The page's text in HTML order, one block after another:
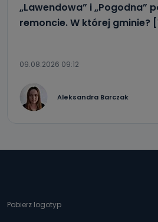
„Lawendowa” i „Pogodna”
remoncie. W której gminie?
09.08.2026 09:12
Aleksandra Barczak
Pobierz logotyp